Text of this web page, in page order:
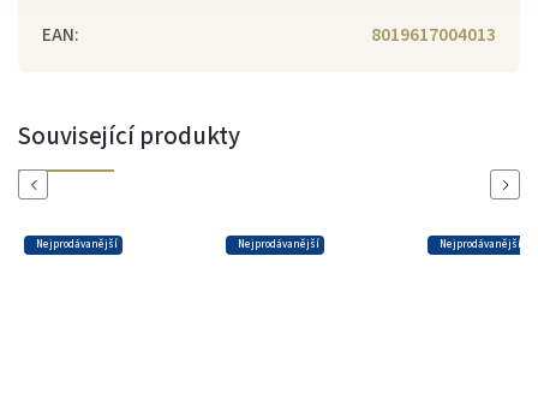
EAN: 8019617004013
Související produkty
Previous
Nejprodávanější Nejprodávanější Nejprodávanější
Next